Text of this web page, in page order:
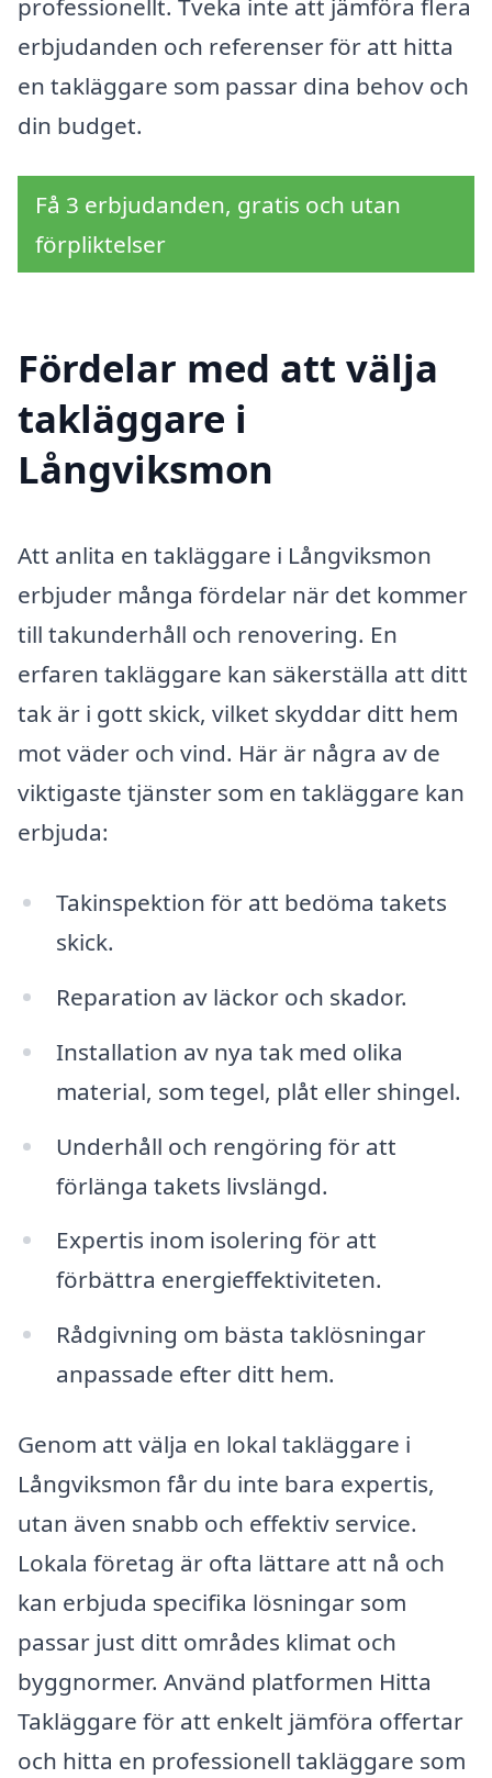
professionellt. Tveka inte att jämföra flera
erbjudanden och referenser för att hitta
en takläggare som passar dina behov och
din budget.
Få 3 erbjudanden, gratis och utan
förpliktelser
Fördelar med att välja
takläggare i
Långviksmon
Att anlita en takläggare i Långviksmon
erbjuder många fördelar när det kommer
till takunderhåll och renovering. En
erfaren takläggare kan säkerställa att ditt
tak är i gott skick, vilket skyddar ditt hem
mot väder och vind. Här är några av de
viktigaste tjänster som en takläggare kan
erbjuda:
Takinspektion för att bedöma takets
skick.
Reparation av läckor och skador.
Installation av nya tak med olika
material, som tegel, plåt eller shingel.
Underhåll och rengöring för att
förlänga takets livslängd.
Expertis inom isolering för att
förbättra energieffektiviteten.
Rådgivning om bästa taklösningar
anpassade efter ditt hem.
Genom att välja en lokal takläggare i
Långviksmon får du inte bara expertis,
utan även snabb och effektiv service.
Lokala företag är ofta lättare att nå och
kan erbjuda specifika lösningar som
passar just ditt områdes klimat och
byggnormer. Använd platformen Hitta
Takläggare för att enkelt jämföra offertar
och hitta en professionell takläggare som